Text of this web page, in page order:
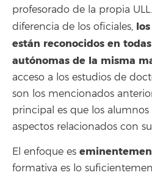
profesorado de la propia
diferencia de los oficiales,
están reconocidos en
autónomas de la misma
acceso a los estudios de
son los mencionados
principal es que los
aspectos relacionados con
El enfoque es
formativa es lo